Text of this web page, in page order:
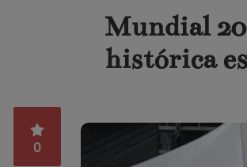
Mundial
histórica
0